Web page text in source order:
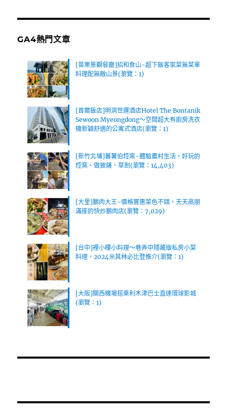
GA4熱門文章
[苗栗景觀餐廳]招和食山~超下飯客家菜無菜單
料理配無敵山景(瀏覽：1)
[首爾飯店]明洞世運酒店Hotel The Bontanik
Sewoon Myeongdong～空間超大有廚房洗衣
機新穎舒適的公寓式酒店(瀏覽：1)
[新竹北埔]蕃薯伯焢窯~體驗農村生活，好玩的
焢窯、做披薩、草劍(瀏覽：14,403)
[大里]鵝肉大王~價格實惠菜色不錯，天天高朋
滿座的快炒鵝肉店(瀏覽：7,029)
[台中]裡小樓小料理～巷弄中隱藏版私房小菜
料理，2024米其林必比登推介(瀏覽：1)
[大阪]關西機場搭乘利木津巴士直達環球影城
(瀏覽：1)